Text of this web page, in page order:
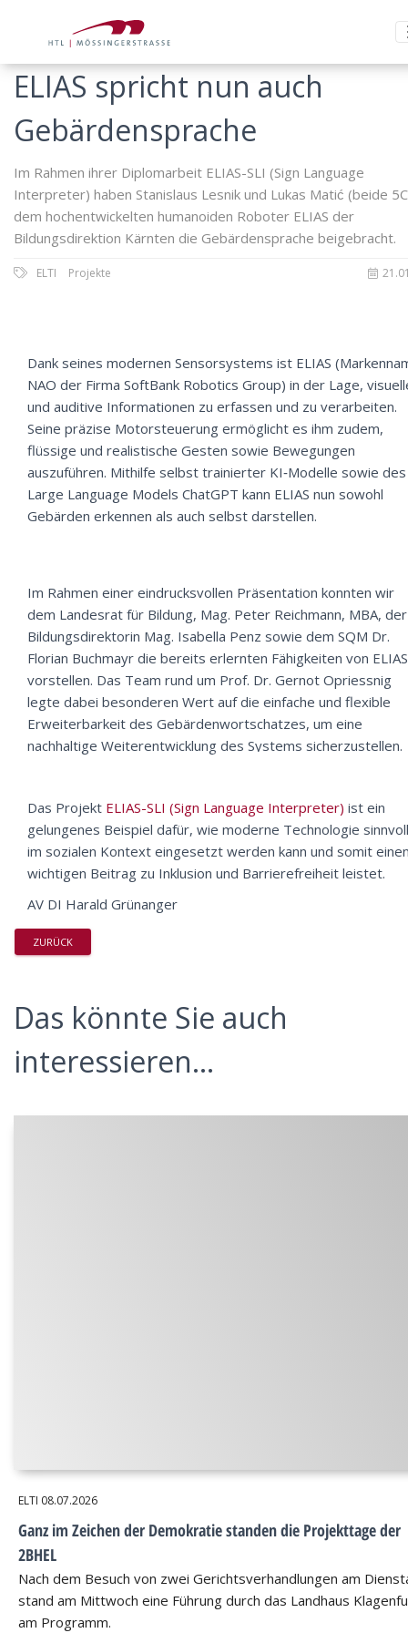
ELIAS spricht nun auch
Gebärdensprache
Im Rahmen ihrer Diplomarbeit ELIAS-SLI (Sign Language
Interpreter) haben Stanislaus Lesnik und Lukas Matić (beide
dem hochentwickelten humanoiden Roboter ELIAS der
Bildungsdirektion Kärnten die Gebärdensprache beigebracht.
ELTI Projekte
Dank seines modernen Sensorsystems ist ELIAS
NAO der Firma SoftBank Robotics Group) in der Lage,
und auditive Informationen zu erfassen und zu verarbeiten.
Seine präzise Motorsteuerung ermöglicht es ihm zudem,
flüssige und realistische Gesten sowie Bewegungen
auszuführen. Mithilfe selbst trainierter KI‑Modelle sowie des
Large Language Models ChatGPT kann ELIAS nun sowohl
Gebärden erkennen als auch selbst darstellen.
Im Rahmen einer eindrucksvollen Präsentation konnten wir
dem Landesrat für Bildung, Mag. Peter Reichmann, MBA, der
Bildungsdirektorin Mag. Isabella Penz sowie dem SQM Dr.
Florian Buchmayr die bereits erlernten Fähigkeiten von ELIAS
vorstellen. Das Team rund um Prof. Dr. Gernot Opriessnig
legte dabei besonderen Wert auf die einfache und flexible
Erweiterbarkeit des Gebärdenwortschatzes, um eine
nachhaltige Weiterentwicklung des Systems sicherzustellen.
Das Projekt ELIAS-SLI (Sign Language Interpreter) ist ein
gelungenes Beispiel dafür, wie moderne Technologie sinnvoll
im sozialen Kontext eingesetzt werden kann und somit
wichtigen Beitrag zu Inklusion und Barrierefreiheit leistet.
AV DI Harald Grünanger
ZURÜCK
Das könnte Sie auch
interessieren...
ELTI 08.07.2026
Ganz im Zeichen der Demokratie standen die Projekttage der
2BHEL
Nach dem Besuch von zwei Gerichtsverhandlungen am
stand am Mittwoch eine Führung durch das Landhaus
am Programm.